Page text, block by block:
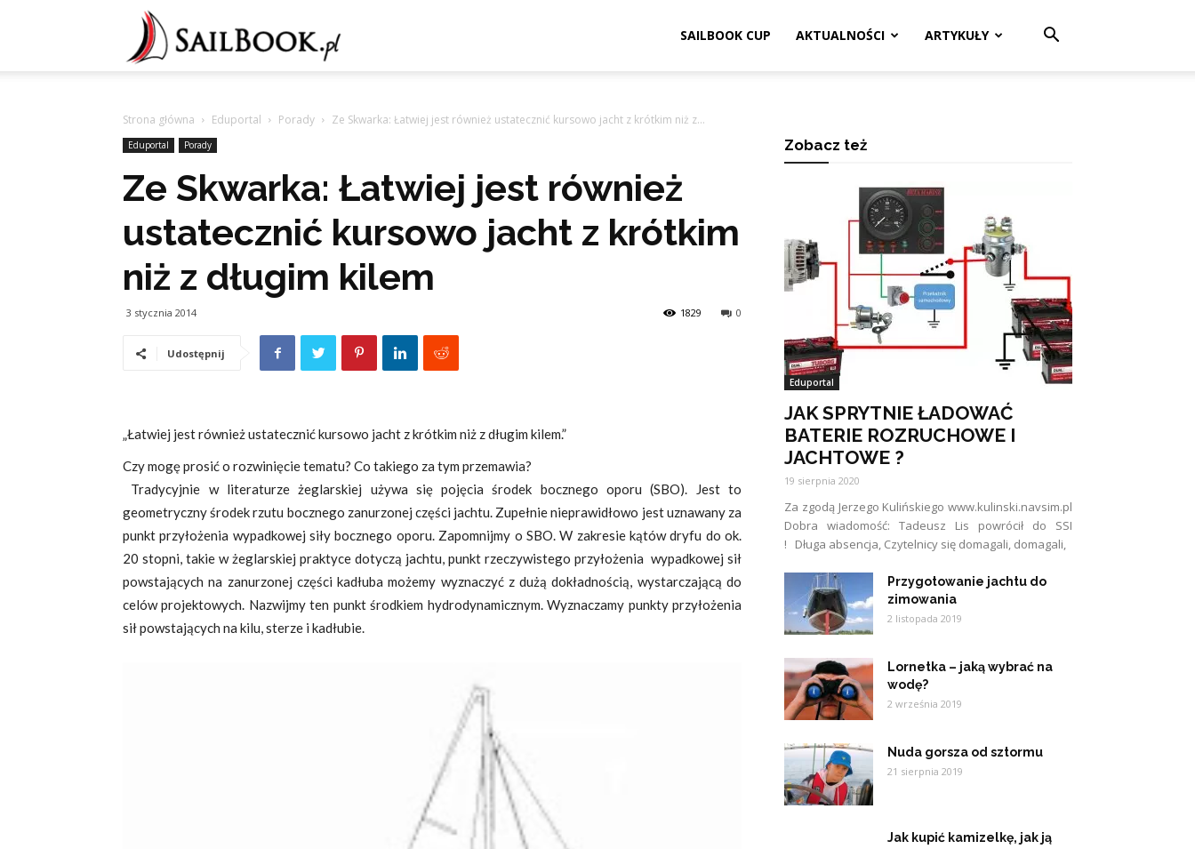
SAILBOOK CUP AKTUALNOŚCI ARTYKUŁY
Strona główna Eduportal Porady Ze Skwarka: Łatwiej jest również ustatecznić kursowo jacht z krótkim niż z...
Eduportal Porady
Ze Skwarka: Łatwiej jest również
ustatecznić kursowo jacht z krótkim
niż z długim kilem
3 stycznia 2014 0
1829
Udostępnij
„Łatwiej jest również ustatecznić kursowo jacht z krótkim niż z długim kilem.”
Czy mogę prosić o rozwinięcie tematu? Co takiego za tym przemawia?
Tradycyjnie w literaturze żeglarskiej używa się pojęcia środek bocznego oporu (SBO). Jest to
geometryczny środek rzutu bocznego zanurzonej części jachtu. Zupełnie nieprawidłowo jest uznawany za
punkt przyłożenia wypadkowej siły bocznego oporu. Zapomnijmy o SBO. W zakresie kątów dryfu do ok.
20 stopni, takie w żeglarskiej praktyce dotyczą jachtu, punkt rzeczywistego przyłożenia wypadkowej sił
powstających na zanurzonej części kadłuba możemy wyznaczyć z dużą dokładnością, wystarczającą do
celów projektowych. Nazwijmy ten punkt środkiem hydrodynamicznym. Wyznaczamy punkty przyłożenia
sił powstających na kilu, sterze i kadłubie.
Zobacz też
Eduportal
JAK SPRYTNIE ŁADOWAĆ
BATERIE ROZRUCHOWE I
JACHTOWE ?
19 sierpnia 2020
Za zgodą Jerzego Kulińskiego www.kulinski.navsim.pl
Dobra wiadomość: Tadeusz Lis powrócił do SSI
! Długa absencja, Czytelnicy się domagali, domagali,
Przygotowanie jachtu do
zimowania
2 listopada 2019
Lornetka – jaką wybrać na
wodę?
2 września 2019
Nuda gorsza od sztormu
21 sierpnia 2019
Jak kupić kamizelkę, jak ją